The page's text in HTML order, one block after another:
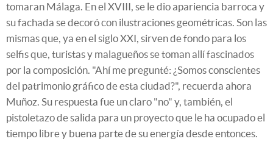
tomaran Málaga. En el XVIII, se le dio apariencia barroca y
su fachada se decoró con ilustraciones geométricas. Son las
mismas que, ya en el siglo XXI, sirven de fondo para los
selfis que, turistas y malagueños se toman allí fascinados
por la composición. "Ahí me pregunté: ¿Somos conscientes
del patrimonio gráfico de esta ciudad?", recuerda ahora
Muñoz. Su respuesta fue un claro "no" y, también, el
pistoletazo de salida para un proyecto que le ha ocupado el
tiempo libre y buena parte de su energía desde entonces.